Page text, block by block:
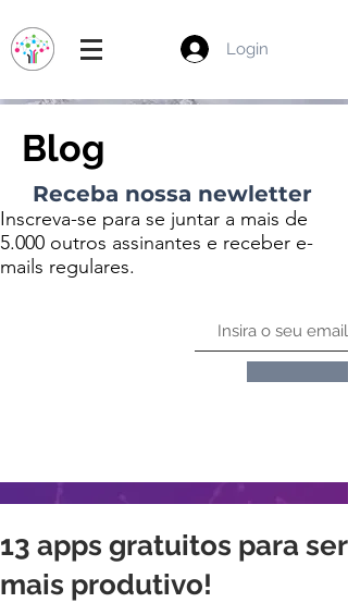
Login
Blog
Receba nossa newletter
Inscreva-se para se juntar a mais de
5.000 outros assinantes e receber e-
mails regulares.
13 apps gratuitos para ser
mais produtivo!